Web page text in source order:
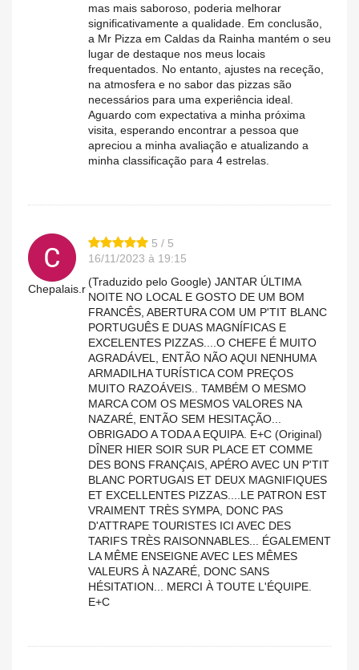
mas mais saboroso, poderia melhorar
significativamente a qualidade. Em conclusão,
a Mr Pizza em Caldas da Rainha mantém o seu
lugar de destaque nos meus locais
frequentados. No entanto, ajustes na receção,
na atmosfera e no sabor das pizzas são
necessários para uma experiência ideal.
Aguardo com expectativa a minha próxima
visita, esperando encontrar a pessoa que
apreciou a minha avaliação e atualizando a
minha classificação para 4 estrelas.
Chepalais.r
5 / 5
16/11/2023 à 19:15
(Traduzido pelo Google) JANTAR ÚLTIMA
NOITE NO LOCAL E GOSTO DE UM BOM
FRANCÊS, ABERTURA COM UM P'TIT BLANC
PORTUGUÊS E DUAS MAGNÍFICAS E
EXCELENTES PIZZAS....O CHEFE É MUITO
AGRADÁVEL, ENTÃO NÃO AQUI NENHUMA
ARMADILHA TURÍSTICA COM PREÇOS
MUITO RAZOÁVEIS.. TAMBÉM O MESMO
MARCA COM OS MESMOS VALORES NA
NAZARÉ, ENTÃO SEM HESITAÇÃO...
OBRIGADO A TODA A EQUIPA. E+C (Original)
DÎNER HIER SOIR SUR PLACE ET COMME
DES BONS FRANÇAIS, APÉRO AVEC UN P'TIT
BLANC PORTUGAIS ET DEUX MAGNIFIQUES
ET EXCELLENTES PIZZAS....LE PATRON EST
VRAIMENT TRÈS SYMPA, DONC PAS
D'ATTRAPE TOURISTES ICI AVEC DES
TARIFS TRÈS RAISONNABLES... ÉGALEMENT
LA MÊME ENSEIGNE AVEC LES MÊMES
VALEURS À NAZARÉ, DONC SANS
HÉSITATION... MERCI À TOUTE L'ÉQUIPE.
E+C